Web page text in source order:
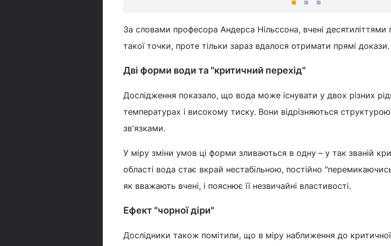
За словами професора Андерса Нільссона, вчені десятиліттями
такої точки, проте тільки зараз вдалося отримати прямі докази.
Дві форми води та "критичний перехід"
Дослідження показало, що вода може існувати у двох різних
температурах і високому тиску. Вони відрізняються структурою
зв'язками.
У міру зміни умов ці форми зливаються в одну – у так званій
області вода стає вкрай нестабільною, постійно
як вважають вчені, і пояснює її незвичайні властивості.
Ефект "чорної діри"
Дослідники також помітили, що в міру наближення до